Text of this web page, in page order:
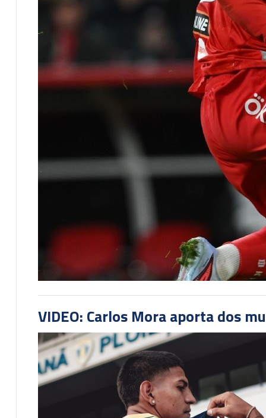
VIDEO: Carlos Mora aporta dos